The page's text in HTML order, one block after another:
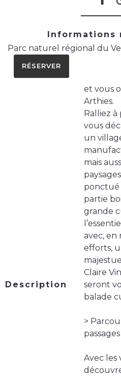
Informations
Parc naturel régional du
RÉSERVER
Description
et vous
Arthies.
Ralliez
vous
un
mais
ponctué
partie
grande
avec, en
efforts,
Claire
seront
balade
>
Avec les